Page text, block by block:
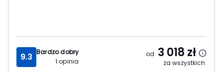
9.3 Bardzo dobry
1 opinia
od 3 018 zł
za wszystkich